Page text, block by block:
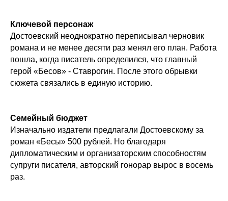
Ключевой персонаж
Достоевский неоднократно переписывал черновик
романа и не менее десяти раз менял его план. Работа
пошла, когда писатель определился, что главный
герой «Бесов» - Ставрогин. После этого обрывки
сюжета связались в единую историю.
Семейный бюджет
Изначально издатели предлагали Достоевскому за
роман «Бесы» 500 рублей. Но благодаря
дипломатическим и организаторским способностям
супруги писателя, авторский гонорар вырос в восемь
раз.